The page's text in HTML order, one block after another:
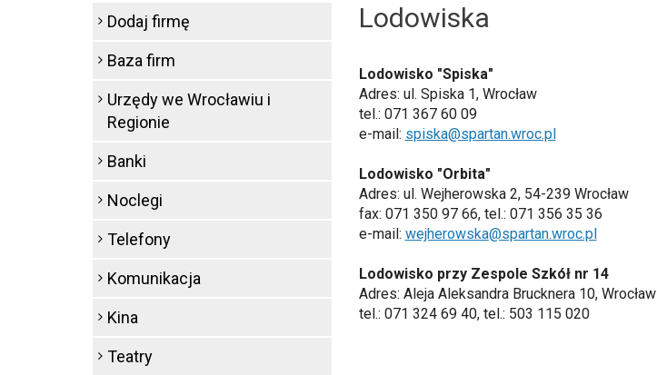
Lodowiska
Lodowisko "Spiska"
Adres: ul. Spiska 1, Wrocław
tel.: 071 367 60 09
e-mail: spiska@spartan.wroc.pl
Lodowisko "Orbita"
Adres: ul. Wejherowska 2, 54-239 Wrocław
fax: 071 350 97 66, tel.: 071 356 35 36
e-mail: wejherowska@spartan.wroc.pl
Lodowisko przy Zespole Szkół nr 14
Adres: Aleja Aleksandra Brucknera 10, Wrocław
tel.: 071 324 69 40, tel.: 503 115 020
Dodaj firmę
Baza firm
Urzędy we Wrocławiu i
Regionie
Banki
Noclegi
Telefony
Komunikacja
Kina
Teatry